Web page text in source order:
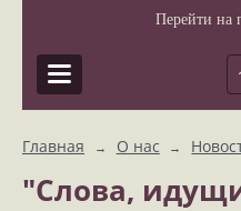
Перейти на
Главная → О нас →
"Слова,